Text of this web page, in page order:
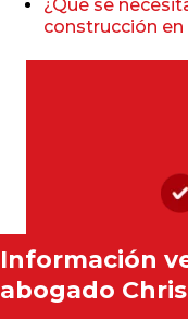
¿Qué se
construcción en
Información
abogado